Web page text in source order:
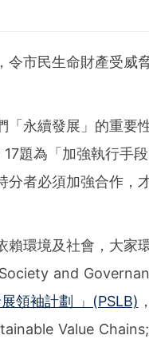
令市民生命財產受威
「永續發展」的重要
題為「加強執行手
分者必須加強合作，
賴環境及社會，大家
and
展領袖計劃 」(PSLB)
Value Chains;